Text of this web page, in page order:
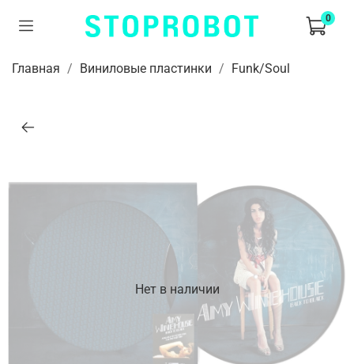
0
Главная Виниловые пластинки Funk/Soul
Нет в наличии